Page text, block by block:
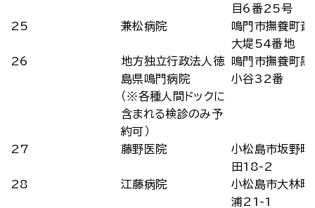
目6番25号
25
兼松病院
鳴門市撫養町斎
大堤54番地
26
地方独立行政法人徳
島県鳴門病院
（※各種人間ドックに
含まれる検診のみ予
約可）
鳴門市撫養町黒
小谷32番
27 藤野医院
小松島市坂野町
田18-2
28
江藤病院
小松島市大林町
浦21-1